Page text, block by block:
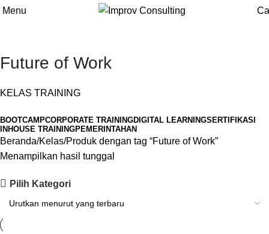
Menu
Future of Work
KELAS TRAINING
BOOTCAMPCORPORATE TRAININGDIGITAL LEARNINGSERTIFIKASI
INHOUSE TRAININGPEMERINTAHAN
Beranda Kelas Produk dengan tag “Future of Work”
Menampilkan hasil tunggal
Pilih Kategori